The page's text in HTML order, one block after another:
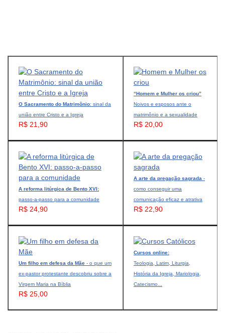
O Sacramento do Matrimônio: sinal da
união entre Cristo e a Igreja
R$ 21,90
“Homem e Mulher os criou”
Noivos e esposos ante o
matrimônio e a sexualidade
R$ 20,00
A reforma litúrgica de Bento XVI:
passo-a-passo para a comunidade
R$ 24,90
A arte da pregação sagrada -
como conseguir uma
comunicação eficaz e atrativa
R$ 22,90
Um filho em defesa da Mãe - o que um
ex-pastor protestante descobriu sobre a
Virgem Maria na Bíblia
R$ 25,00
Cursos online:
Teologia, Latim, Liturgia,
História da Igreja, Mariologia,
Catecismo...